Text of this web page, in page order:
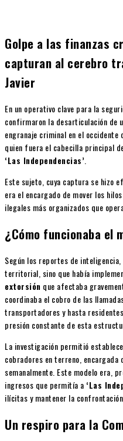
Golpe a las finanzas
capturan al cerebro
Javier
En un operativo clave para la
confirmaron la desarticulación de
engranaje criminal en el
quien fuera el cabecilla principal
‘Las Independencias’
Este sujeto, cuya captura se hizo
era el encargado de mover los
ilegales más organizados que
¿Cómo funcionaba el
Según los reportes de
territorial, sino que había
extorsión que afectaba
coordinaba el cobro de las
transportadores y hasta
presión constante de esta
La investigación permitió
cobradores en terreno, encargada
semanalmente. Este modelo era,
ingresos que permitía a ‘Las
ilícitas y mantener la
Un respiro para la